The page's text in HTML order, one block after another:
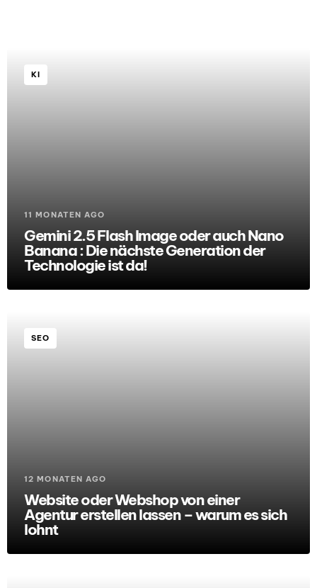
KI
11 MONATEN AGO
Gemini 2.5 Flash Image oder auch Nano
Banana : Die nächste Generation der
Technologie ist da!
SEO
12 MONATEN AGO
Website oder Webshop von einer
Agentur erstellen lassen – warum es sich
lohnt